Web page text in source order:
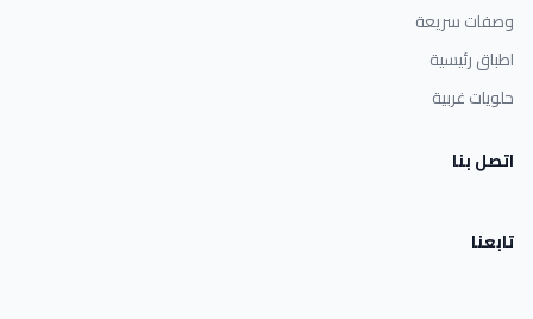
وصفات سريعة
اطباق رئيسية
حلويات غربية
اتصل بنا
تابعنا